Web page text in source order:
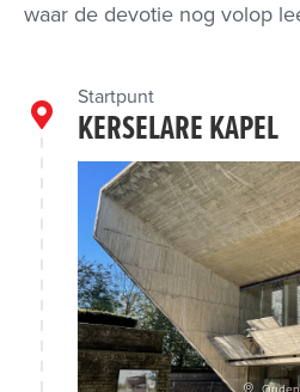
waar de devotie nog volop
Startpunt
KERSELARE KAPEL